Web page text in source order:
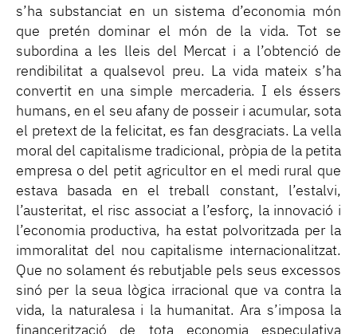
s’ha substanciat en un sistema d’economia món
que pretén dominar el món de la vida. Tot se
subordina a les lleis del Mercat i a l’obtenció de
rendibilitat a qualsevol preu. La vida mateix s’ha
convertit en una simple mercaderia. I els éssers
humans, en el seu afany de posseir i acumular, sota
el pretext de la felicitat, es fan desgraciats. La vella
moral del capitalisme tradicional, pròpia de la petita
empresa o del petit agricultor en el medi rural que
estava basada en el treball constant, l’estalvi,
l’austeritat, el risc associat a l’esforç, la innovació i
l’economia productiva, ha estat polvoritzada per la
immoralitat del nou capitalisme internacionalitzat.
Que no solament és rebutjable pels seus excessos
sinó per la seua lògica irracional que va contra la
vida, la naturalesa i la humanitat. Ara s’imposa la
financerització de tota economia especulativa